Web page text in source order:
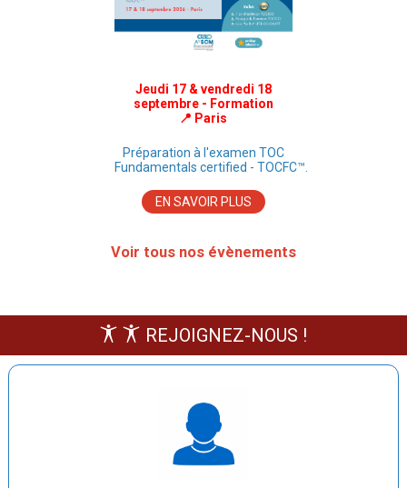
Jeudi 17 & vendredi 18
septembre - Formation
📍 Paris
Préparation à l'examen TOC
Fundamentals certified - TOCFC™.
EN SAVOIR PLUS
Voir tous nos évènements
REJOIGNEZ-NOUS !